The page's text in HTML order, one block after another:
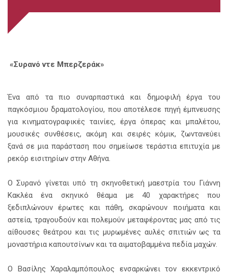
«Συρανό ντε Μπερζεράκ»
Ένα από τα πιο συναρπαστικά και δημοφιλή έργα του
παγκόσμιου δραματολογίου, που αποτέλεσε πηγή έμπνευσης
για κινηματογραφικές ταινίες, έργα όπερας και μπαλέτου,
μουσικές συνθέσεις, ακόμη και σειρές κόμικ, ζωντανεύει
ξανά σε μια παράσταση που σημείωσε τεράστια επιτυχία με
ρεκόρ εισιτηρίων στην Αθήνα.
Ο Συρανό γίνεται υπό τη σκηνοθετική μαεστρία του Γιάννη
Κακλέα ένα σκηνικό θέαμα με 40 χαρακτήρες που
ξεδιπλώνουν έρωτες και πάθη, σκαρώνουν ποιήματα και
αστεία, τραγουδούν και πολεμούν μεταφέροντας μας από τις
αίθουσες θεάτρου και τις μυρωμένες αυλές σπιτιών ως τα
μοναστήρια καπουτσίνων και τα αιματοβαμμένα πεδία μαχών.
Ο Βασίλης Χαραλαμπόπουλος ενσαρκώνει τον εκκεντρικό